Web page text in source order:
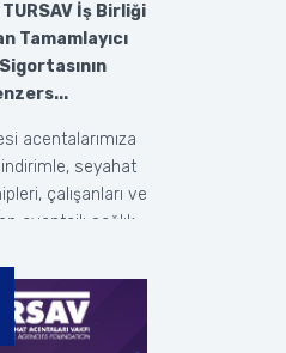
TURSAV İş Birliği
Tamamlayıcı
acentalarımıza
seyahat
çalışanları ve
avantajlı sağlık